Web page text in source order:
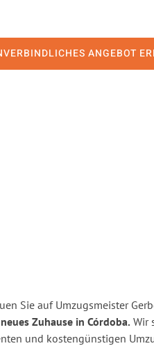
ANGEBOT
Sie auf Umzugsmeister
Zuhause in Córdoba. Wir
und kostengünstigen